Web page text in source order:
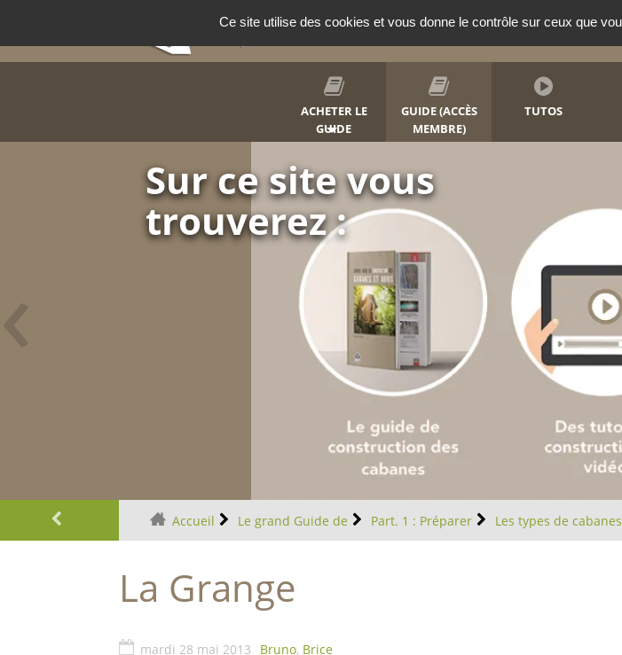
RECHERCHER
ACHETER LE
GUIDE
GUIDE (ACCÈS
MEMBRE)
TUTOS
Construisez votre
cabane
Et soyez en fier
Abris de jardin, remise ou simple lieu de
Faites plaisir à vos enfants et votre famille.
‹
Accueil Le grand Guide de Part. 1 : Préparer Les types de cabanes
La Grange
mardi 28 mai 2013 Bruno, Brice
Ce site utilise des cookies et vous donne le contrôle sur ceux que